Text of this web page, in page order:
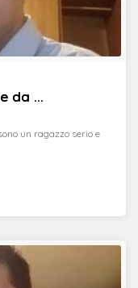
da ...
un ragazzo serio e